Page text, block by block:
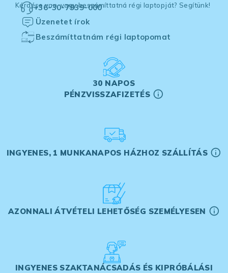
Kérdése van, vagy beszámíttatná régi laptopját? Segítünk!
+36-30-7939-000
Üzenetet írok
Beszámíttatnám régi laptopomat
30 NAPOS
PÉNZVISSZAFIZETÉS
INGYENES, 1 MUNKANAPOS HÁZHOZ SZÁLLÍTÁS
AZONNALI ÁTVÉTELI LEHETŐSÉG SZEMÉLYESEN
INGYENES SZAKTANÁCSADÁS ÉS KIPRÓBÁLÁSI